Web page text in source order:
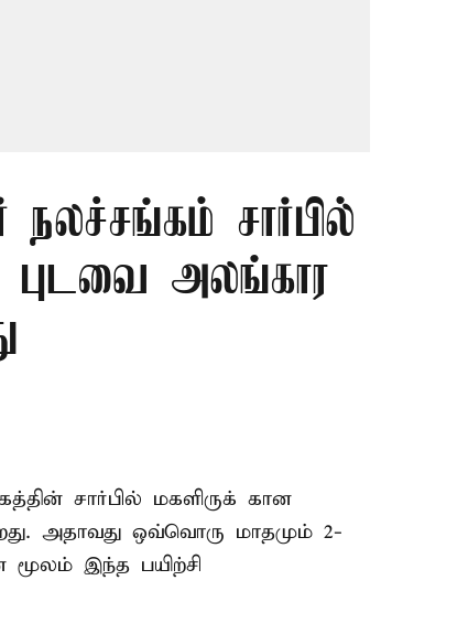
சார்பில்
அலங்கார
சார்பில் மகளிருக் கான
அதாவது ஒவ்வொரு மாதமும் 2-
இந்த பயிற்சி